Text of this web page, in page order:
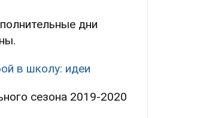
дни
в школу: идеи
сезона 2019-2020